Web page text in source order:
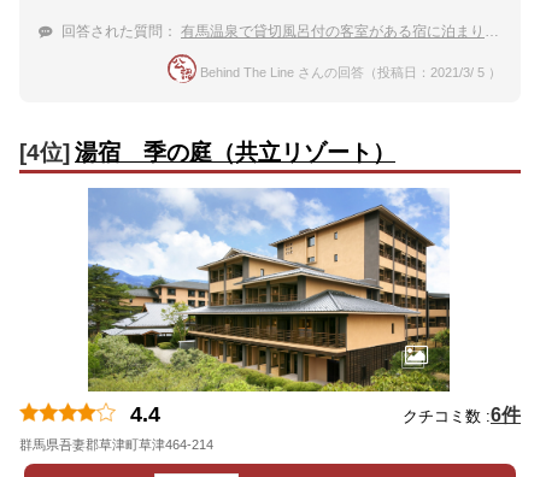
回答された質問： 有馬温泉で貸切風呂付の客室がある宿に泊まりたい
Behind The Line さんの回答（投稿日：2021/3/ 5 ）
[4位] 湯宿 季の庭（共立リゾート）
4.4 クチコミ数 :6件
群馬県吾妻郡草津町草津464-214